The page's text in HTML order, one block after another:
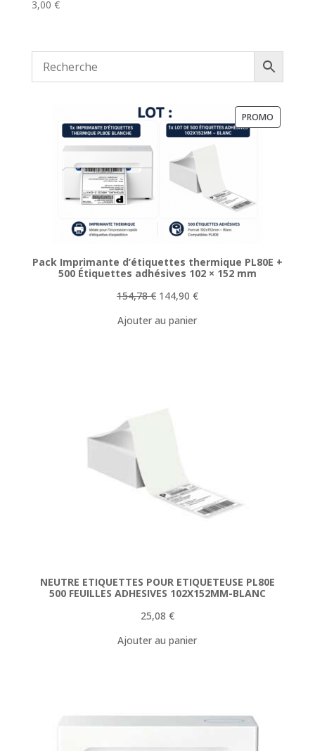
3,00 €
PROMO
Pack Imprimante d’étiquettes thermique PL80E +
500 Étiquettes adhésives 102 × 152 mm
154,78€ Le
initial
144,90 €Le
Ajouter au panier
NEUTRE ETIQUETTES POUR ETIQUETEUSE PL80E
500 FEUILLES ADHESIVES 102X152MM-BLANC
25,08 €
Ajouter au panier